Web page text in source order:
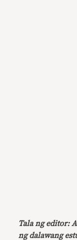
Tala ng editor:
ng dalawang